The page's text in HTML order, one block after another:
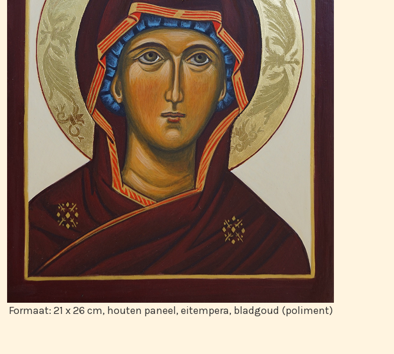
Formaat: 21 x 26 cm, houten paneel, eitempera, bladgoud (poliment)